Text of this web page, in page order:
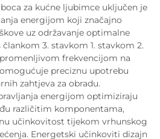
za kućne ljubimce uključen je
energijom koji značajno
uz održavanje optimalne
3. stavkom 1. stavkom 2.
frekvencijom na
preciznu upotrebu
zahtjeva za obradu.
energijom optimiziraju
različitim komponentama,
učinkovitost tijekom vrhunskog
Energetski učinkoviti dizajn